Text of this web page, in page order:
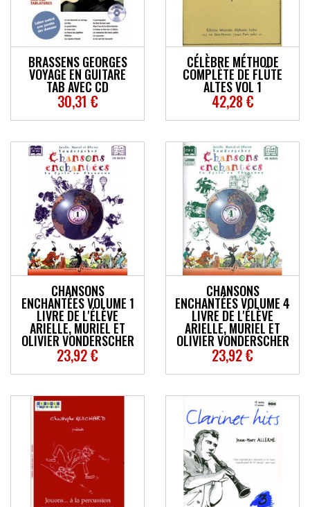
BRASSENS GEORGES
VOYAGE EN GUITARE
TAB AVEC CD
30,31 €
CÉLÈBRE MÉTHODE
COMPLÈTE DE FLÛTE
ALTES VOL 1
42,28 €
CHANSONS
ENCHANTÉES VOLUME 1
LIVRE DE L'ÉLÈVE
ARIELLE, MURIEL ET
OLIVIER VONDERSCHER
23,92 €
CHANSONS
ENCHANTÉES VOLUME 4
LIVRE DE L'ÉLÈVE
ARIELLE, MURIEL ET
OLIVIER VONDERSCHER
23,92 €
EFFETS
AUTRES INSTRUMENTS
PROMOTIONS